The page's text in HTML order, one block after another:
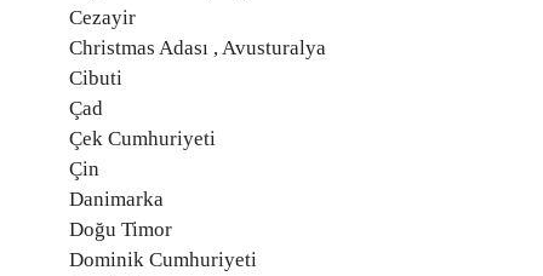
Cezayir
Christmas Adası , Avusturalya
Cibuti
Çad
Çek Cumhuriyeti
Çin
Danimarka
Doğu Timor
Dominik Cumhuriyeti